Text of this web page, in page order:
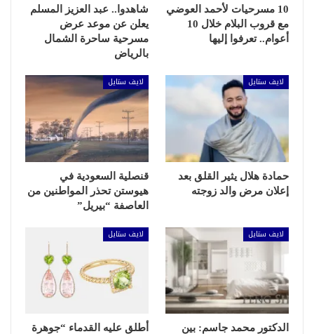
10 مسرحيات لأحمد العوضي
مع قروب البلام خلال 10
أعوام.. تعرفوا إليها
شاهدوا.. عبد العزيز المسلم
يعلن عن موعد عرض
مسرحية ساحرة الشمال
بالرياض
لايف ستايل
حمادة هلال يثير القلق بعد
إعلان مرض والد زوجته
لايف ستايل
قنصلية السعودية في
هيوستن تحذر المواطنين من
العاصفة “بيريل”
لايف ستايل
الدكتور محمد جاسم: بين
لايف ستايل
أطلق عليه القدماء “جوهرة